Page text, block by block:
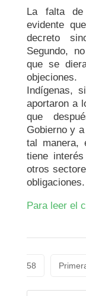
La falta
evidente
decreto
Segundo,
que se
Indígenas,
aportaron a
que
Gobierno y
tal manera,
tiene
otros
obligaciones.
Para leer el
58